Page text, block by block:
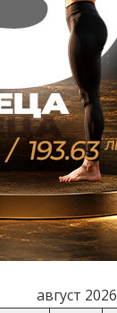
август 2026